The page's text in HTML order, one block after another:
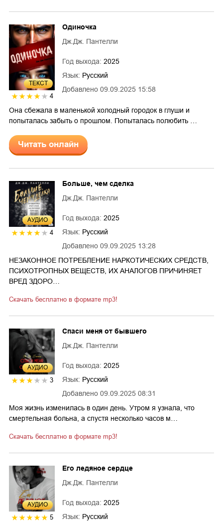
ТЕКСТ
4
Добавлено 09.09.2025 15:58
Одиночка
Дж.Дж. Пантелли
Год выхода: 2025
Язык: Русский
Она сбежала в маленькой холодный городок в глуши и
попыталась забыть о прошлом. Попыталась полюбить …
Читать онлайн
AУДИО
4
Добавлено 09.09.2025 13:28
Больше, чем сделка
Дж.Дж. Пантелли
Год выхода: 2025
Язык: Русский
НЕЗАКОННОЕ ПОТРЕБЛЕНИЕ НАРКОТИЧЕСКИХ СРЕДСТВ,
ПСИХОТРОПНЫХ ВЕЩЕСТВ, ИХ АНАЛОГОВ ПРИЧИНЯЕТ
ВРЕД ЗДОРО…
Скачать бесплатно в формате mp3!
AУДИО
3
Добавлено 09.09.2025 08:31
Спаси меня от бывшего
Дж.Дж. Пантелли
Год выхода: 2025
Язык: Русский
Моя жизнь изменилась в один день. Утром я узнала, что
смертельная больна, а спустя несколько часов м…
Скачать бесплатно в формате mp3!
AУДИО
5
Его ледяное сердце
Дж.Дж. Пантелли
Год выхода: 2025
Язык: Русский